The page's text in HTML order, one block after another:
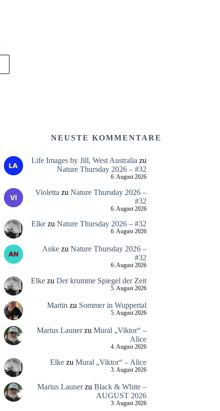
NEUSTE KOMMENTARE
Life Images by Jill, West Australia zu
Nature Thursday 2026 – #32
6. August 2026
Violetta zu Nature Thursday 2026 –
#32
6. August 2026
Elkezu Nature Thursday 2026 – #32
6. August 2026
Ankezu Nature Thursday 2026 –
#32
6. August 2026
Elkezu Der krumme Spiegel der Zeit
5. August 2026
Martinzu Sommer in Wuppertal
5. August 2026
Marius Launerzu Mural „Viktor“ –
Alice
4. August 2026
Elkezu Mural „Viktor“ – Alice
3. August 2026
Marius Launerzu Black & White –
AUGUST 2026
3. August 2026